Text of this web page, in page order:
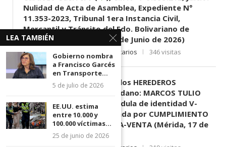
Nulidad de Acta de Asamblea, Expediente N°
11.353-2023, Tribunal 1era Instancia Civil,
Mercantil y Tránsito del Edo. Bolivariano de
Mérida, sede El Vigía. (11 de Junio de 2026)
11 de junio de 2026 0 comentarios 346 visitas
EDICTO SE HACE SABER: A los HEREDEROS
DESCONOCIDOS del ciudadano: MARCOS TULIO
MORENO HERRERA, (
) cédula de identidad V-
3.003.963, Parte demandada por CUMPLIMIENTO
DE CONTRATO DE COMPRA-VENTA (Mérida, 17 de
Junio de 2026)
LEA TAMBIÉN
Gobierno nombra
a Francisco Garcés
en Transporte...
5 de julio de 2026
EE.UU. estima
entre 10.000 y
100.000 víctimas...
25 de junio de 2026